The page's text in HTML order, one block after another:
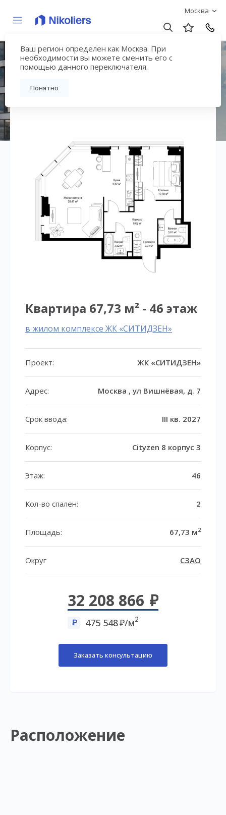
Москва
Ваш регион определен как Москва. При
необходимости вы можете сменить его с
помощью данного переключателя.
Понятно
ЖК «СИТИДЗЕН»
Вернуться на страницу жилого комплекса
Квартира 67,73 м² - 46 этаж
в жилом комплексе ЖК «СИТИДЗЕН»
Проект: ЖК «СИТИДЗЕН»
Адрес: Москва , ул Вишнёвая, д. 7
Срок ввода: III кв. 2027
Корпус: Cityzen 8 корпус 3
Этаж: 46
Кол-во спален: 2
Площадь: 67,73 м2
Округ СЗАО
32 208 866
475 548 /м2
Заказать консультацию
Расположение